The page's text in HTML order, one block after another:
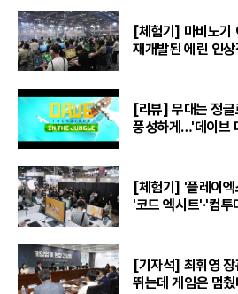
[체험기] 마비노기
재개발된 에린 인상
[리뷰] 무대는 정글
풍성하게…'데이브
[체험기] '플레이엑
'코드 엑시트'·'컴투
[기자석] 최휘영
뛰는데 게임은 멈